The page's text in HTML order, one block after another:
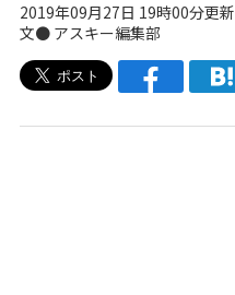
2019年09月27日 19時00分更新
文● アスキー編集部